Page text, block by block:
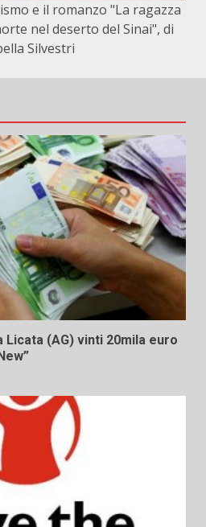
e il romanzo "La ragazza
nel deserto del Sinai", di
Silvestri
Licata (AG) vinti 20mila euro